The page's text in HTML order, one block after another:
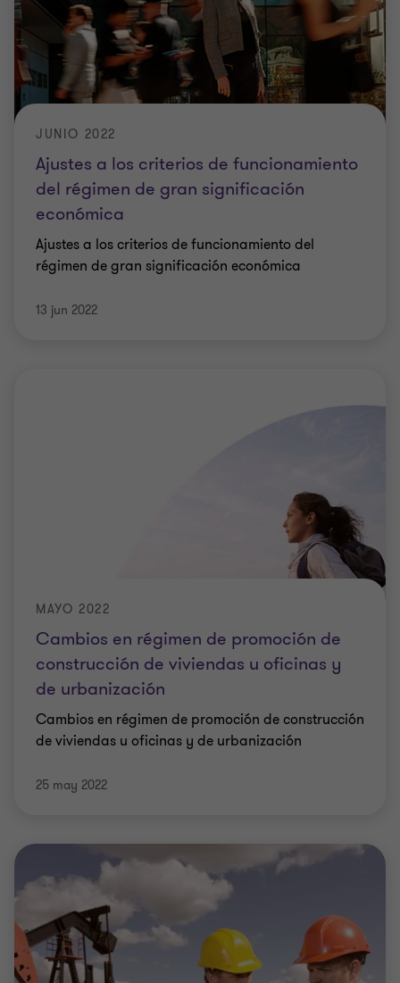
Ajustes a los criterios de funcionamiento
del régimen de gran significación
económica
JUNIO 2022
Ajustes a los criterios de funcionamiento del
régimen de gran significación económica
13 jun 2022
Cambios en régimen de promoción de
construcción de viviendas u oficinas y
de urbanización
MAYO 2022
Cambios en régimen de promoción de construcción
de viviendas u oficinas y de urbanización
25 may 2022